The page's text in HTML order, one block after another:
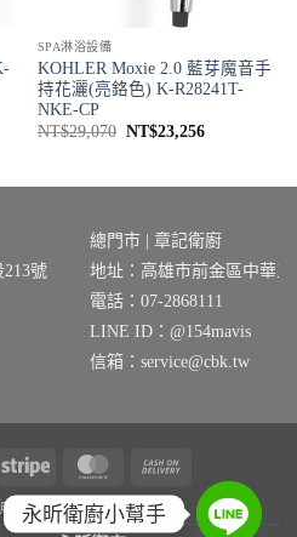
SPA淋浴設備
KOHLER Moxie 2.0 藍芽魔音手
持花灑(亮鉻色) K-R28241T-
NKE-CP
NT$29,070 原
NT$23,256目
號
總門市 | 章記衛廚
地址：高雄市前金區中華三
電話：07-2868111
LINE ID：@154mavis
信箱：service@cbk.tw
Stripe MasterCard
On
Delivery
隱私權政策 退貨需知
永昕衛廚小幫手